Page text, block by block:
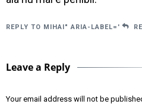
REPLY TO MIHAI" ARIA-LABEL='
Leave a Reply
Your email address will not be